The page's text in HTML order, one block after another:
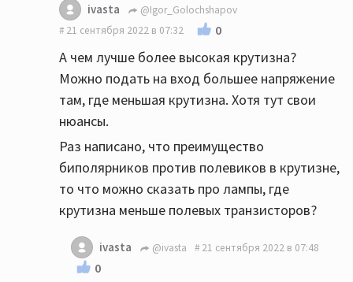
ivasta
@Igor_Golochshapov
21 сентября 2022 в 07:32
0
А чем лучше более высокая крутизна?
Можно подать на вход большее напряжение
там, где меньшая крутизна. Хотя тут свои
нюансы.
Раз написано, что преимущество
биполярников против полевиков в крутизне,
то что можно сказать про лампы, где
крутизна меньше полевых транзисторов?
ivasta @ivasta 21 сентября 2022 в 07:48
0